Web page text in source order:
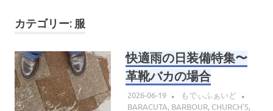
カテゴリー: 服
快適雨の日装備特集〜
革靴バカの場合
2026-06-19
もでぃふぁいど
BARACUTA, BARBOUR, CHURCH'S,